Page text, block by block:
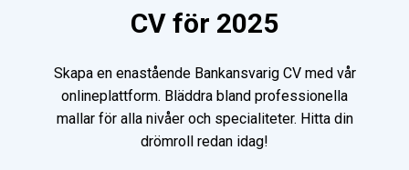
CV för 2025
Skapa en enastående Bankansvarig CV med vår
onlineplattform. Bläddra bland professionella
mallar för alla nivåer och specialiteter. Hitta din
drömroll redan idag!